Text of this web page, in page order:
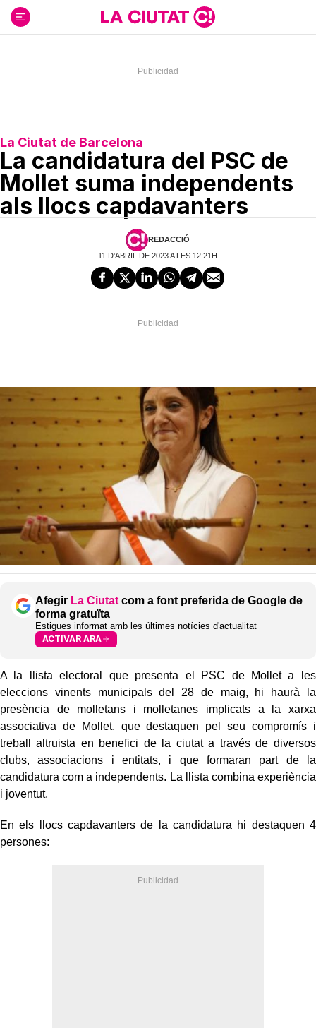
contenido
La Ciutat de Barcelona
La candidatura del PSC de
Mollet suma independents
als llocs capdavanters
REDACCIÓ
11 D'ABRIL DE 2023 A LES 12:21H
Afegir La Ciutat com a font preferida de Google de
forma gratuïta
Estigues informat amb les últimes notícies d'actualitat
ACTIVAR ARA
A la llista electoral que presenta el PSC de Mollet a les
eleccions vinents municipals del 28 de maig, hi haurà la
presència de molletans i molletanes implicats a la xarxa
associativa de Mollet, que destaquen pel seu compromís i
treball altruista en benefici de la ciutat a través de diversos
clubs, associacions i entitats, i que formaran part de la
candidatura com a independents. La llista combina experiència
i joventut.
En els llocs capdavanters de la candidatura hi destaquen 4
persones: